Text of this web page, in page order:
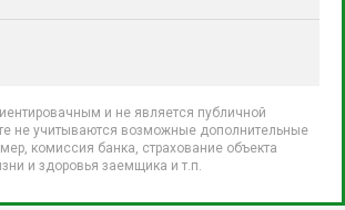
и не является публичной
не учитываются возможные дополнительные
комиссия банка, страхование объекта
и здоровья заемщика и т.п.